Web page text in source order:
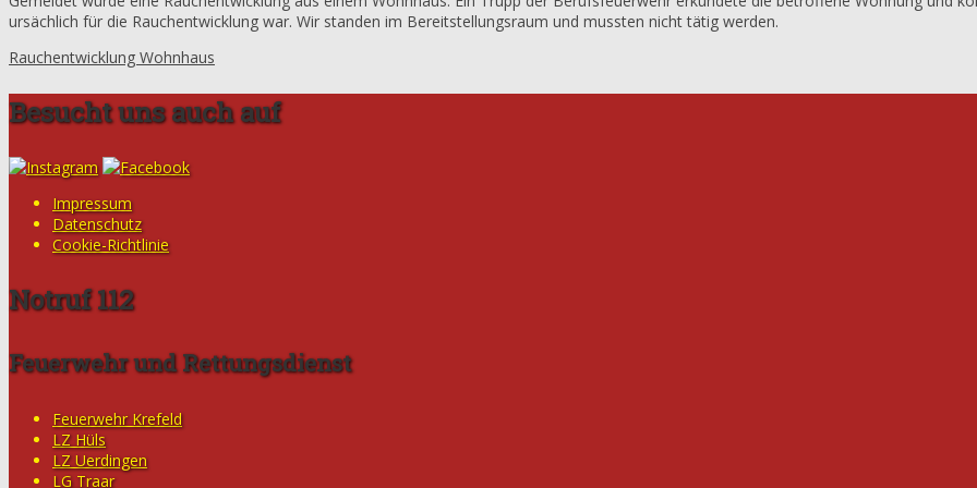
ursächlich für die Rauchentwicklung war. Wir standen im Bereitstellungsraum und mussten nicht tätig werden.
Rauchentwicklung Wohnhaus
Besucht uns auch auf
Impressum
Datenschutz
Cookie-Richtlinie
Notruf 112
Feuerwehr und Rettungsdienst
Feuerwehr Krefeld
LZ Hüls
LZ Uerdingen
LG Traar